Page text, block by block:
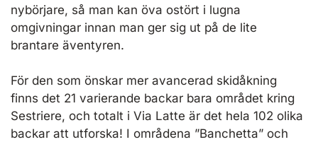
nybörjare, så man kan öva ostört i lugna
omgivningar innan man ger sig ut på de lite
brantare äventyren.
För den som önskar mer avancerad skidåkning
finns det 21 varierande backar bara området kring
Sestriere, och totalt i Via Latte är det hela 102 olika
backar att utforska! I områdena ”Banchetta” och